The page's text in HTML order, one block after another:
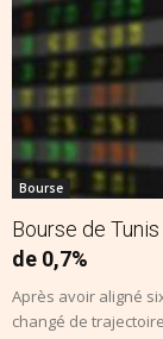
Bourse
Bourse de Tunis
de 0,7%
Après avoir aligné
changé de